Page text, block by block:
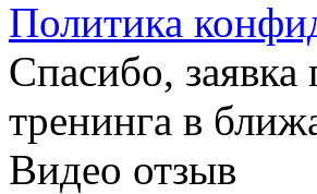
Политика
Спасибо,
тренинга в
Видео отзыв